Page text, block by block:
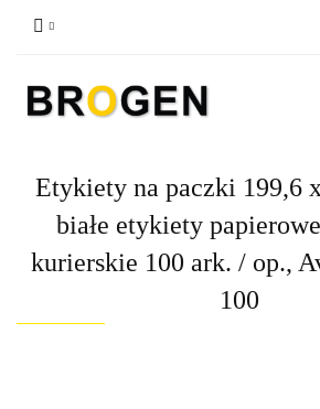
Etykiety na paczki 199,6
białe etykiety
kurierskie 100 ark. / op.,
100